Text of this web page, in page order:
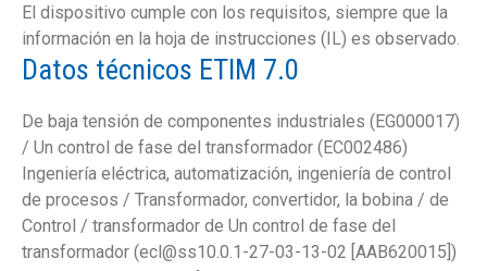
El dispositivo cumple con los requisitos, siempre que la
información en la hoja de instrucciones (IL) es observado.
Datos técnicos ETIM 7.0
De baja tensión de componentes industriales (EG000017)
/ Un control de fase del transformador (EC002486)
Ingeniería eléctrica, automatización, ingeniería de control
de procesos / Transformador, convertidor, la bobina / de
Control / transformador de Un control de fase del
transformador (ecl@ss10.0.1-27-03-13-02 [AAB620015])